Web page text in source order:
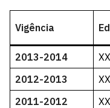
Vigência
2013-2014
2012-2013
2011-2012